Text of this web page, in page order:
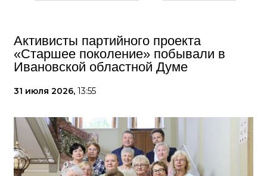
Активисты партийного проекта
«Старшее поколение» побывали в
Ивановской областной Думе
31 июля 2026, 13:55